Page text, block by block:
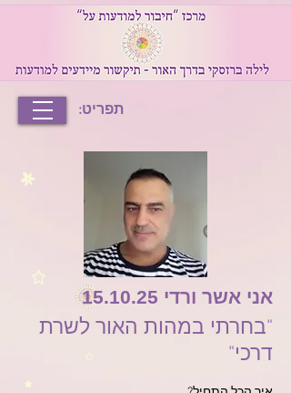
תפריט:
אני אשר ורדי 15.10.25
"בחרתי במהות האור לשרת
דרכי"